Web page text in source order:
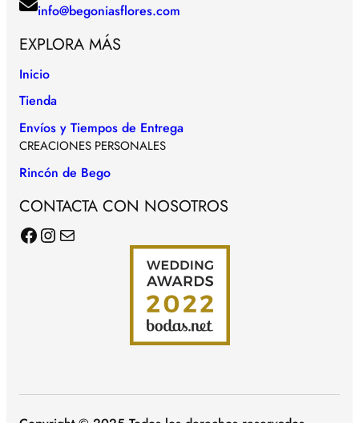
info@begoniasflores.com
EXPLORA MÁS
Inicio
Tienda
Envíos y Tiempos de Entrega
CREACIONES PERSONALES
Rincón de Bego
CONTACTA CON NOSOTROS
Facebook Instagram Correo electrónico